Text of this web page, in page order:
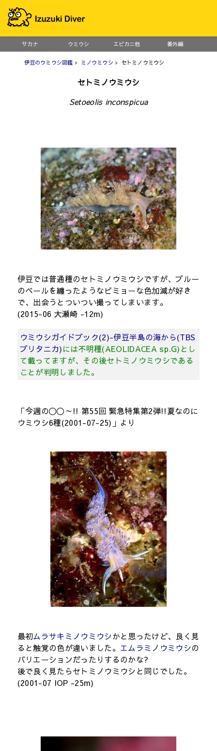
サカナ ウミウシ エビカニ他 番外編
伊豆のウミウシ図鑑 > ミノウミウシ > セトミノウミウシ
セトミノウミウシ
Setoeolis inconspicua
伊豆では普通種のセトミノウミウシですが、ブルー
のベールを纏ったようなビミョーな色加減が好き
で、出会うとついつい撮ってしまいます。
(2015-06 大瀬崎 -12m)
ウミウシガイドブック(2)-伊豆半島の海から(TBS
ブリタニカ)には不明種(AEOLIDACEA sp.G)とし
て載ってますが、その後セトミノウミウシである
ことが判明しました。
「今週の〇〇～!! 第55回 緊急特集第2弾!!夏なのに
ウミウシ6種(2001-07-25)」より
最初ムラサキミノウミウシかと思ったけど、良く見
ると触覚の色が違いました。 エムラミノウミウシの
バリエーションだったりするのかな?
後で良く見たらセトミノウミウシと同じでした。
(2001-07 IOP -25m)